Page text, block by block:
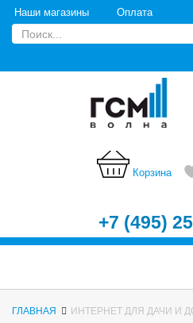
Наши магазины Оплата
Корзина
+7 (495)
ГЛАВНАЯ ИНТЕРНЕТ ДЛЯ ДАЧИ И